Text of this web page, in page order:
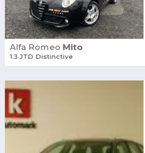
Alfa Romeo Mito
1.3 JTD Distinctive